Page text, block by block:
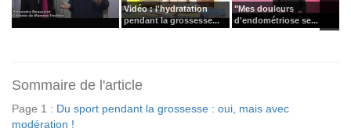
Vidéo : l'hydratation
pendant la grossesse...
"Mes douleurs
d'endométriose se...
Sommaire de l'article
Page 1 : Du sport pendant la grossesse : oui, mais avec
modération !